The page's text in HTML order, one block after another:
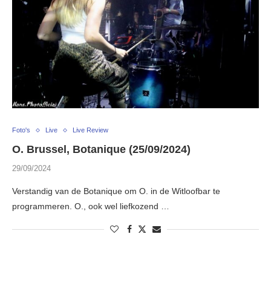
Foto's Live Live Review
O. Brussel, Botanique (25/09/2024)
29/09/2024
Verstandig van de Botanique om O. in de Witloofbar te
programmeren. O., ook wel liefkozend …